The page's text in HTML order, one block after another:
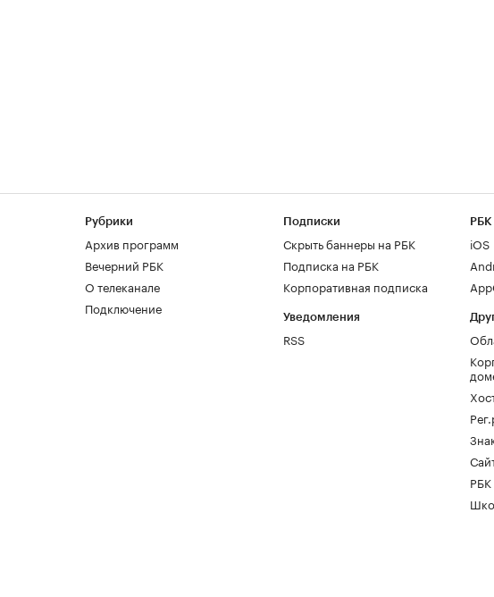
Рубрики
Архив программ
Вечерний РБК
О телеканале
Подключение
Подписки
Скрыть баннеры на РБК
Подписка на РБК
Корпоративная подписка
Уведомления
RSS
РБК
iOS